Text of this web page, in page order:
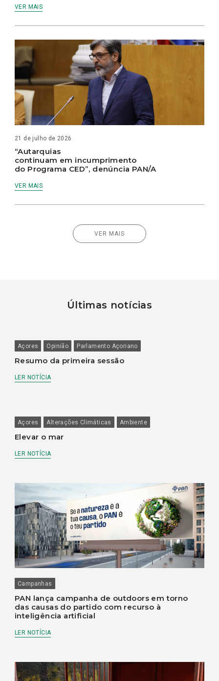
VER MAIS
21 de julho de 2026
“Autarquias
continuam em incumprimento
do Programa CED”, denúncia PAN/A
VER MAIS
VER MAIS
Últimas notícias
Açores Opinião Parlamento Açoriano
Resumo da primeira sessão
LER NOTÍCIA
Açores Alterações Climáticas Ambiente
Elevar o mar
LER NOTÍCIA
Campanhas
PAN lança campanha de outdoors em torno
das causas do partido com recurso à
inteligência artificial
LER NOTÍCIA